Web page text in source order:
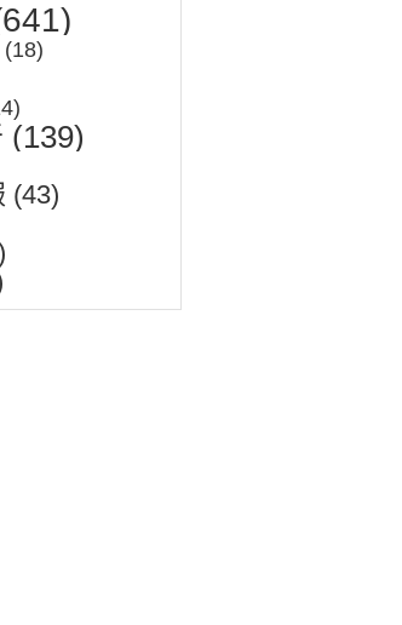
(18)
(139)
(43)